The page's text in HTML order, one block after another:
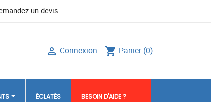
un devis
shopping_cart Panier (0)
 Connexion
ÉCLATÉS BESOIN D'AIDE ?